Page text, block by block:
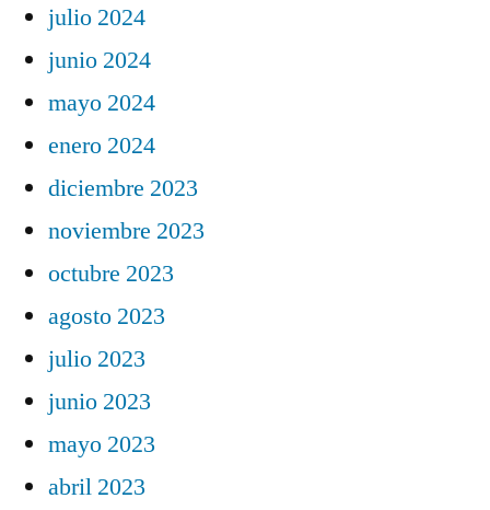
julio 2024
junio 2024
mayo 2024
enero 2024
diciembre 2023
noviembre 2023
octubre 2023
agosto 2023
julio 2023
junio 2023
mayo 2023
abril 2023